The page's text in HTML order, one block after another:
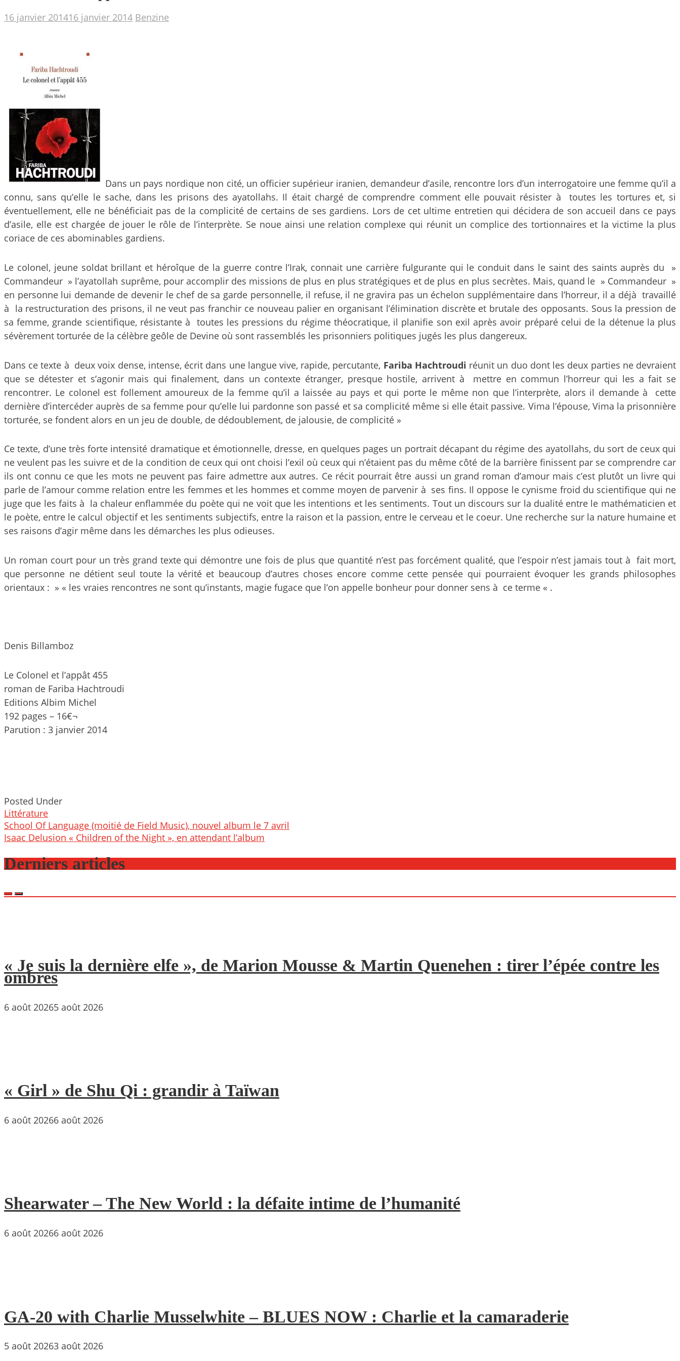
16 janvier 201416 janvier 2014 Benzine
Dans un pays nordique non cité, un officier supérieur iranien, demandeur d’asile, rencontre lors d’un interrogatoire une femme qu’il a
connu, sans qu’elle le sache, dans les prisons des ayatollahs. Il était chargé de comprendre comment elle pouvait résister à toutes les tortures et, si
éventuellement, elle ne bénéficiait pas de la complicité de certains de ses gardiens. Lors de cet ultime entretien qui décidera de son accueil dans ce pays
d’asile, elle est chargée de jouer le rôle de l’interprète. Se noue ainsi une relation complexe qui réunit un complice des tortionnaires et la victime la plus
coriace de ces abominables gardiens.
Le colonel, jeune soldat brillant et héroîque de la guerre contre l’Irak, connait une carrière fulgurante qui le conduit dans le saint des saints auprès du »
Commandeur » l’ayatollah suprême, pour accomplir des missions de plus en plus stratégiques et de plus en plus secrètes. Mais, quand le » Commandeur »
en personne lui demande de devenir le chef de sa garde personnelle, il refuse, il ne gravira pas un échelon supplémentaire dans l’horreur, il a déjà travaillé
à la restructuration des prisons, il ne veut pas franchir ce nouveau palier en organisant l’élimination discrète et brutale des opposants. Sous la pression de
sa femme, grande scientifique, résistante à toutes les pressions du régime théocratique, il planifie son exil après avoir préparé celui de la détenue la plus
sévèrement torturée de la célèbre geôle de Devine où sont rassemblés les prisonniers politiques jugés les plus dangereux.
Dans ce texte à deux voix dense, intense, écrit dans une langue vive, rapide, percutante, Fariba Hachtroudi réunit un duo dont les deux parties ne devraient
que se détester et s’agonir mais qui finalement, dans un contexte étranger, presque hostile, arrivent à mettre en commun l’horreur qui les a fait se
rencontrer. Le colonel est follement amoureux de la femme qu’il a laissée au pays et qui porte le même non que l’interprète, alors il demande à cette
dernière d’intercéder auprès de sa femme pour qu’elle lui pardonne son passé et sa complicité même si elle était passive. Vima l’épouse, Vima la prisonnière
torturée, se fondent alors en un jeu de double, de dédoublement, de jalousie, de complicité »
Ce texte, d’une très forte intensité dramatique et émotionnelle, dresse, en quelques pages un portrait décapant du régime des ayatollahs, du sort de ceux qui
ne veulent pas les suivre et de la condition de ceux qui ont choisi l’exil où ceux qui n’étaient pas du même côté de la barrière finissent par se comprendre car
ils ont connu ce que les mots ne peuvent pas faire admettre aux autres. Ce récit pourrait être aussi un grand roman d’amour mais c’est plutôt un livre qui
parle de l’amour comme relation entre les femmes et les hommes et comme moyen de parvenir à ses fins. Il oppose le cynisme froid du scientifique qui ne
juge que les faits à la chaleur enflammée du poète qui ne voit que les intentions et les sentiments. Tout un discours sur la dualité entre le mathématicien et
le poète, entre le calcul objectif et les sentiments subjectifs, entre la raison et la passion, entre le cerveau et le coeur. Une recherche sur la nature humaine et
ses raisons d’agir même dans les démarches les plus odieuses.
Un roman court pour un très grand texte qui démontre une fois de plus que quantité n’est pas forcément qualité, que l’espoir n’est jamais tout à fait mort,
que personne ne détient seul toute la vérité et beaucoup d’autres choses encore comme cette pensée qui pourraient évoquer les grands philosophes
orientaux : » « les vraies rencontres ne sont qu’instants, magie fugace que l’on appelle bonheur pour donner sens à ce terme « .
Denis Billamboz
Le Colonel et l’appât 455
roman de Fariba Hachtroudi
Editions Albim Michel
192 pages – 16€¬
Parution : 3 janvier 2014
Posted Under
Littérature
Post
navigation
School Of Language (moitié de Field Music), nouvel album le 7 avril
Isaac Delusion « Children of the Night », en attendant l’album
Derniers articles
« Je suis la dernière elfe », de Marion Mousse & Martin Quenehen : tirer l’épée contre les
ombres
6 août 20265 août 2026
« Girl » de Shu Qi : grandir à Taïwan
6 août 20266 août 2026
Shearwater – The New World : la défaite intime de l’humanité
6 août 20266 août 2026
GA-20 with Charlie Musselwhite – BLUES NOW : Charlie et la camaraderie
5 août 20263 août 2026